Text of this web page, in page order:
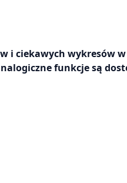
i ciekawych wykresów
funkcje są